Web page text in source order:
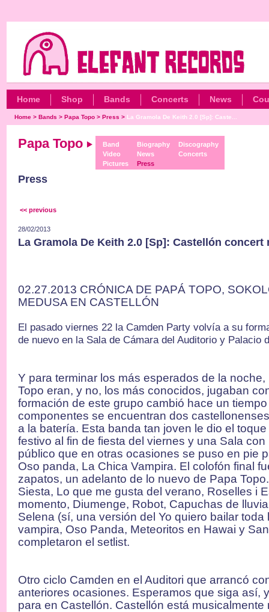
Home Shop Bands Concerts News
Home> Bands > Papa Topo> Press > La Gramola De Keith 2.0 [Sp]: Caste...
Papa Topo
Band
Video
Pictures
Biography
News
Press
Discography
Concerts
Press
<< previous
28/02/2013
La Gramola De Keith 2.0 [Sp]: Castellón concert
02.27.2013 CRÓNICA DE PAPÁ TOPO,
MEDUSA EN CASTELLÓN
El pasado viernes 22 la Camden Party volvía a su
de nuevo en la Sala de Cámara del Auditorio y Palacio
Y para terminar los más esperados de la
Topo eran, y no, los más conocidos, jugaban
formación de este grupo cambió hace un
componentes se encuentran dos
a la batería. Esta banda tan joven le dio el
festivo al fin de fiesta del viernes y una Sala
público que en otras ocasiones se puso en pie
Oso panda, La Chica Vampira. El colofón final
zapatos, un adelanto de lo nuevo de Papa
Siesta, Lo que me gusta del verano, Roselles i
momento, Diumenge, Robot, Capuchas de
Selena (sí, una versión del Yo quiero bailar
vampira, Oso Panda, Meteoritos en Hawai y
completaron el setlist.
Otro ciclo Camden en el Auditori que arrancó
anteriores ocasiones. Esperamos que siga así,
para en Castellón. Castellón está